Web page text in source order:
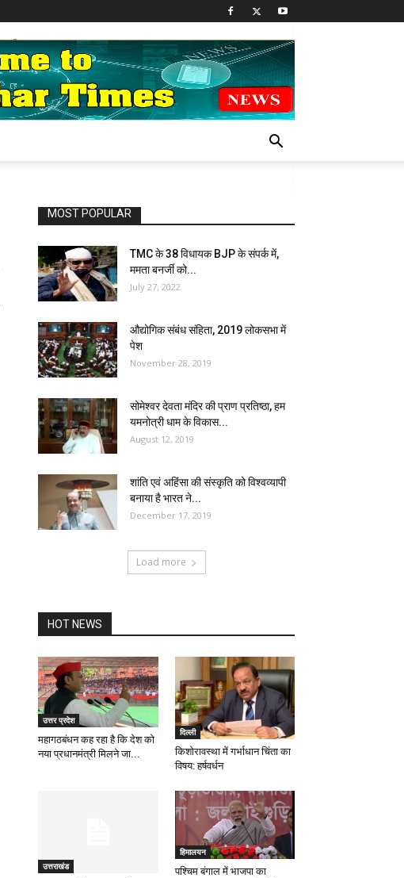
MOST POPULAR
TMC के 38 विधायक BJP के संपर्क में,
ममता बनर्जी को...
July 27, 2022
औद्योगिक संबंध संहिता, 2019 लोकसभा में
पेश
November 28, 2019
सोमेश्वर देवता मंदिर की प्राण प्रतिष्ठा, हम
यमनोत्री धाम के विकास...
August 12, 2019
शांति एवं अहिंसा की संस्कृति को विश्वव्यापी
बनाया है भारत ने...
December 17, 2019
Load more
HOT NEWS
उत्तर प्रदेश
महागठबंधन कह रहा है कि देश को
नया प्रधानमंत्री मिलने जा...
दिल्ली
किशोरावस्था में गर्भाधान चिंता का
विषय: हर्षवर्धन
उत्तराखंड
हिमालयन
पश्चिम बंगाल में भाजपा का